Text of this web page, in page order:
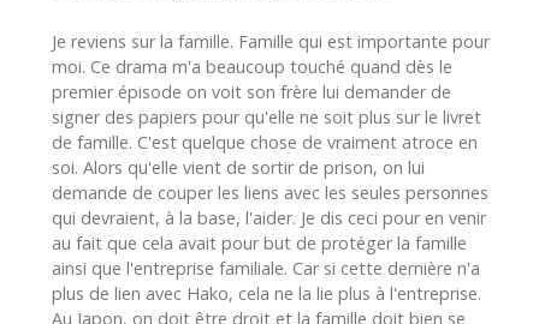
Je reviens sur la famille. Famille qui est importante pour
moi. Ce drama m'a beaucoup touché quand dès le
premier épisode on voit son frère lui demander de
signer des papiers pour qu'elle ne soit plus sur le livret
de famille. C'est quelque chose de vraiment atroce en
soi. Alors qu'elle vient de sortir de prison, on lui
demande de couper les liens avec les seules personnes
qui devraient, à la base, l'aider. Je dis ceci pour en venir
au fait que cela avait pour but de protéger la famille
ainsi que l'entreprise familiale. Car si cette dernière n'a
plus de lien avec Hako, cela ne la lie plus à l'entreprise.
Au Japon, on doit être droit et la famille doit bien se